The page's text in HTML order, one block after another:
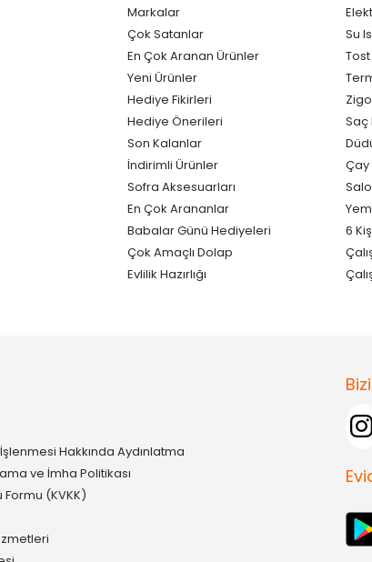
Markalar
Çok Satanlar
En Çok Aranan Ürünler
Yeni Ürünler
Hediye Fikirleri
Hediye Önerileri
Son Kalanlar
İndirimli Ürünler
Sofra Aksesuarları
En Çok Arananlar
Babalar Günü Hediyeleri
Çok Amaçlı Dolap
Evlilik Hazırlığı
Su
Saç
Çay
6
Hakkında Aydınlatma
ve İmha Politikası
Formu (KVKK)